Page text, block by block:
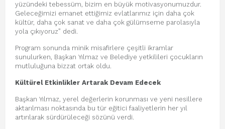
yüzündeki tebessüm, bizim en büyük motivasyonumuzdur.
Geleceğimizi emanet ettiğimiz evlatlarımız için daha çok
kültür, daha çok sanat ve daha çok gülümseme parolasıyla
yola çıkıyoruz” dedi.
Program sonunda minik misafirlere çeşitli ikramlar
sunulurken, Başkan Yılmaz ve Belediye yetkilileri çocukların
mutluluğuna bizzat ortak oldu.
Kültürel Etkinlikler Artarak Devam Edecek
Başkan Yılmaz, yerel değerlerin korunması ve yeni nesillere
aktarılması noktasında bu tür eğitici faaliyetlerin her yıl
artırılarak sürdürüleceği sözünü verdi.